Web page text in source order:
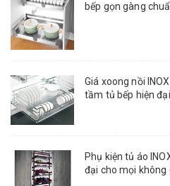
bếp gọn gàng
Giá xoong nồi
tầm tủ bếp hiện đại
Phụ kiện tủ áo
đại cho mọi không